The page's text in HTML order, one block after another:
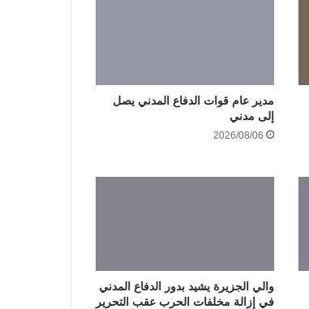
مدير عام قوات الدفاع المدني يصل
إلى مدني
2026/08/06
والي الجزيرة يشيد بدور الدفاع المدني
في إزالة مخلفات الحرب عقب التحرير